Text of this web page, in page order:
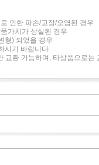
인한 파손/고장/오염된 경우
가치가 상실된 경우
형) 되었을 경우
시기 바랍니다.
교환 가능하며, 타상품으로는